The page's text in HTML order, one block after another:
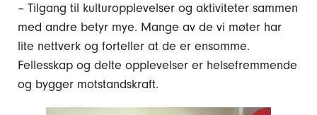
– Tilgang til kulturopplevelser og aktiviteter sammen
med andre betyr mye. Mange av de vi møter har
lite nettverk og forteller at de er ensomme.
Fellesskap og delte opplevelser er helsefremmende
og bygger motstandskraft.